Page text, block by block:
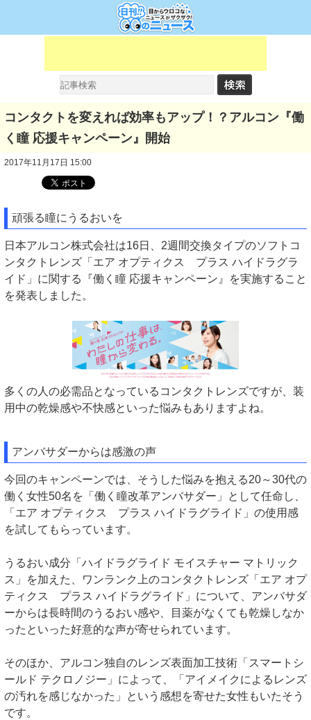
コンタクトを変えれば効率もアップ！？アルコン『働
く瞳 応援キャンペーン』開始
2017年11月17日 15:00
頑張る瞳にうるおいを
日本アルコン株式会社は16日、2週間交換タイプのソフトコ
ンタクトレンズ「エア オプティクス プラス ハイドラグラ
イド」に関する『働く瞳 応援キャンペーン』を実施すること
を発表しました。
多くの人の必需品となっているコンタクトレンズですが、装
用中の乾燥感や不快感といった悩みもありますよね。
アンバサダーからは感激の声
今回のキャンペーンでは、そうした悩みを抱える20～30代の
働く女性50名を「働く瞳改革アンバサダー」として任命し、
「エア オプティクス プラス ハイドラグライド」の使用感
を試してもらっています。
うるおい成分「ハイドラグライド モイスチャー マトリック
ス」を加えた、ワンランク上のコンタクトレンズ「エア オプ
ティクス プラス ハイドラグライド」について、アンバサダ
ーからは長時間のうるおい感や、目薬がなくても乾燥しなか
ったといった好意的な声が寄せられています。
そのほか、アルコン独自のレンズ表面加工技術「スマートシ
ールド テクロノジー」によって、「アイメイクによるレンズ
の汚れを感じなかった」という感想を寄せた女性もいたそう
です。